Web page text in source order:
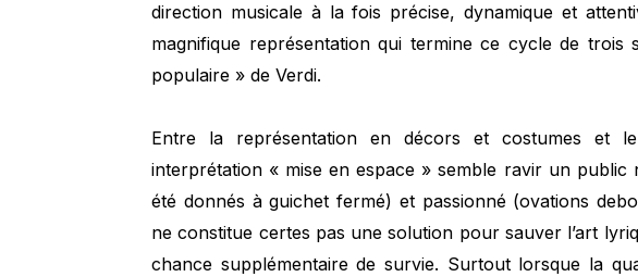
direction musicale à la fois précise, dynamique et
magnifique représentation qui termine ce cycle de
populaire » de Verdi.
Entre la représentation en décors et costumes et
interprétation « mise en espace » semble ravir un
été donnés à guichet fermé) et passionné (ovations
ne constitue certes pas une solution pour sauver l’art
chance supplémentaire de survie. Surtout lorsque la